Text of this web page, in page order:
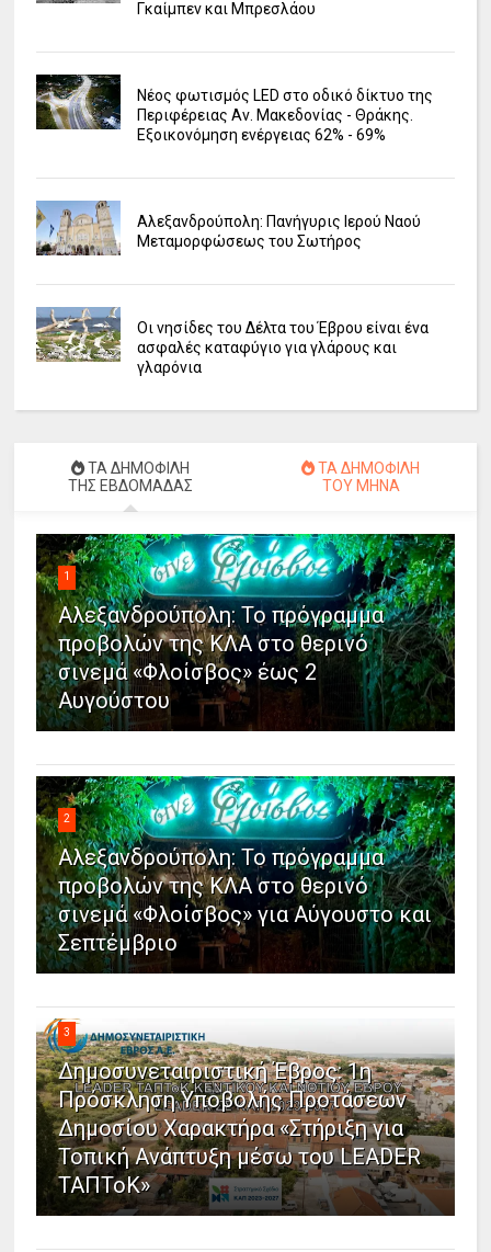
Γκαίμπεν και Μπρεσλάου
Νέος φωτισμός LED στο οδικό δίκτυο της
Περιφέρειας Αν. Μακεδονίας - Θράκης.
Εξοικονόμηση ενέργειας 62% - 69%
Αλεξανδρούπολη: Πανήγυρις Ιερού Ναού
Μεταμορφώσεως του Σωτήρος
Οι νησίδες του Δέλτα του Έβρου είναι ένα
ασφαλές καταφύγιο για γλάρους και
γλαρόνια
ΤΑ ΔΗΜΟΦΙΛΗ
ΤΗΣ ΕΒΔΟΜΑΔΑΣ
ΤΑ ΔΗΜΟΦΙΛΗ
ΤΟΥ ΜΗΝΑ
1
Αλεξανδρούπολη: Το πρόγραμμα
προβολών της ΚΛΑ στο θερινό
σινεμά «Φλοίσβος» έως 2
Αυγούστου
2
Αλεξανδρούπολη: Το πρόγραμμα
προβολών της ΚΛΑ στο θερινό
σινεμά «Φλοίσβος» για Αύγουστο και
Σεπτέμβριο
3
Δημοσυνεταιριστική Έβρος: 1η
Πρόσκληση Υποβολής Προτάσεων
Δημοσίου Χαρακτήρα «Στήριξη για
Τοπική Ανάπτυξη μέσω του LEADER
ΤΑΠΤοΚ»